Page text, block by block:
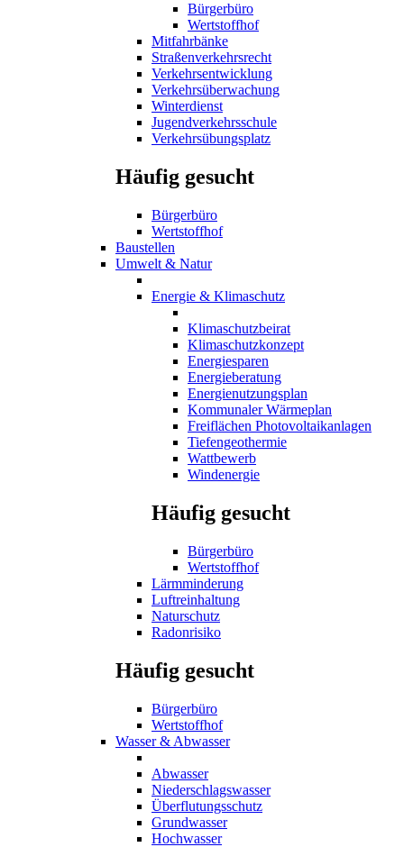
Bürgerbüro
Wertstoffhof
Mitfahrbänke
Straßenverkehrsrecht
Verkehrsentwicklung
Verkehrsüberwachung
Winterdienst
Jugendverkehrsschule
Verkehrsübungsplatz
Häufig gesucht
Bürgerbüro
Wertstoffhof
Baustellen
Umwelt & Natur
Energie & Klimaschutz
Klimaschutzbeirat
Klimaschutzkonzept
Energiesparen
Energieberatung
Energienutzungsplan
Kommunaler Wärmeplan
Freiflächen Photovoltaikanlagen
Tiefengeothermie
Wattbewerb
Windenergie
Häufig gesucht
Bürgerbüro
Wertstoffhof
Lärmminderung
Luftreinhaltung
Naturschutz
Radonrisiko
Häufig gesucht
Bürgerbüro
Wertstoffhof
Wasser & Abwasser
Abwasser
Niederschlagswasser
Überflutungsschutz
Grundwasser
Hochwasser